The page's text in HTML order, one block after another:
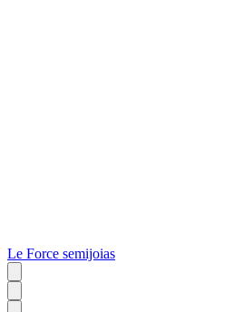
Le Force semijoias